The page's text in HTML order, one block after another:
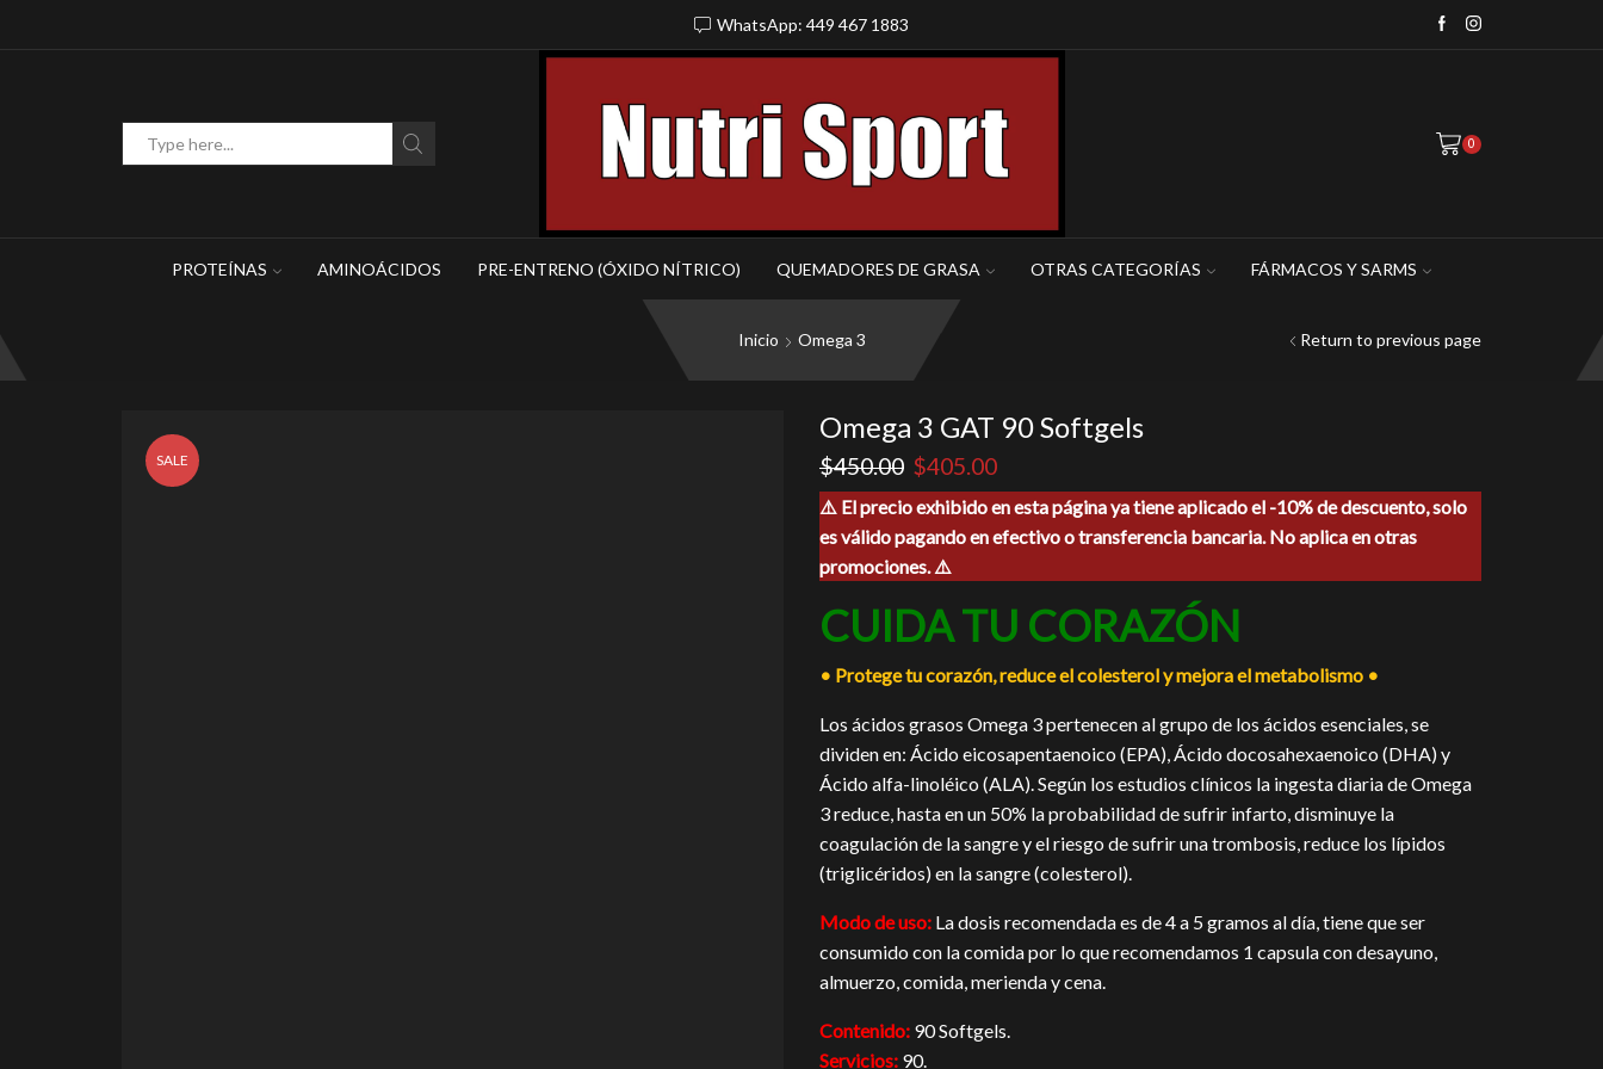
WhatsApp: 449 467 1883 WhatsApp: 449 467 1883
0
PROTEÍNAS AMINOÁCIDOS PRE-ENTRENO (ÓXIDO NÍTRICO) QUEMADORES DE GRASA OTRAS CATEGORÍAS FÁRMACOS Y SARMS
Inicio Omega 3 Return to previous page
SALE
Omega 3 GAT 90 Softgels
$450.00 El
precio
original
era:
$450.00.
$405.00El
precio
actual
es:
$405.00.
⚠️ El precio exhibido en esta página ya tiene aplicado el -10% de descuento, solo
es válido pagando en efectivo o transferencia bancaria. No aplica en otras
promociones. ⚠️
CUIDA TU CORAZÓN
• Protege tu corazón, reduce el colesterol y mejora el metabolismo •
Los ácidos grasos Omega 3 pertenecen al grupo de los ácidos esenciales, se
dividen en: Ácido eicosapentaenoico (EPA), Ácido docosahexaenoico (DHA) y
Ácido alfa-linoléico (ALA). Según los estudios clínicos la ingesta diaria de Omega
3 reduce, hasta en un 50% la probabilidad de sufrir infarto, disminuye la
coagulación de la sangre y el riesgo de sufrir una trombosis, reduce los lípidos
(triglicéridos) en la sangre (colesterol).
Modo de uso: La dosis recomendada es de 4 a 5 gramos al día, tiene que ser
consumido con la comida por lo que recomendamos 1 capsula con desayuno,
almuerzo, comida, merienda y cena.
Contenido: 90 Softgels.
Servicios: 90.